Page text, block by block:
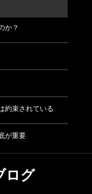
か？
約束されている
が重要
ログ